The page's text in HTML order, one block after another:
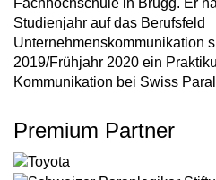
Fachhochschule in Brugg. Er
Studienjahr auf das Berufsfeld
Unternehmenskommunikation
2019/Frühjahr 2020 ein
Kommunikation bei Swiss
Premium Partner